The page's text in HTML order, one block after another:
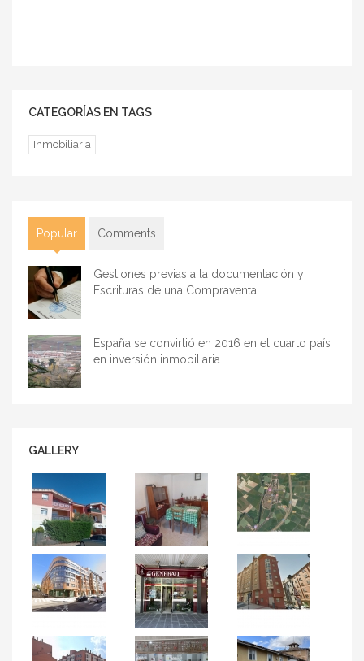
CATEGORÍAS EN TAGS
Inmobiliaria
Popular (solapa activa)
Comments
Gestiones previas a la documentación y
Escrituras de una Compraventa
España se convirtió en 2016 en el cuarto país
en inversión inmobiliaria
GALLERY